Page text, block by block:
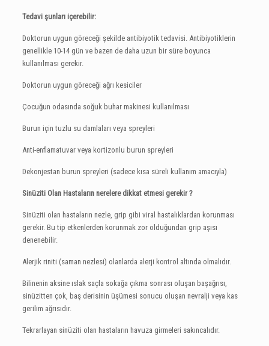
Tedavi şunları içerebilir:
Doktorun uygun göreceği şekilde antibiyotik tedavisi. Antibiyotiklerin
genellikle 10-14 gün ve bazen de daha uzun bir süre boyunca
kullanılması gerekir.
Doktorun uygun göreceği ağrı kesiciler
Çocuğun odasında soğuk buhar makinesi kullanılması
Burun için tuzlu su damlaları veya spreyleri
Anti-enflamatuvar veya kortizonlu burun spreyleri
Dekonjestan burun spreyleri (sadece kısa süreli kullanım amacıyla)
Sinüziti Olan Hastaların nerelere dikkat etmesi gerekir ?
Sinüziti olan hastaların nezle, grip gibi viral hastalıklardan korunması
gerekir. Bu tip etkenlerden korunmak zor olduğundan grip aşısı
denenebilir.
Alerjik riniti (saman nezlesi) olanlarda alerji kontrol altında olmalıdır.
Bilinenin aksine ıslak saçla sokağa çıkma sonrası oluşan başağrısı,
sinüzitten çok, baş derisinin üşümesi sonucu oluşan nevralji veya kas
gerilim ağrısıdır.
Tekrarlayan sinüziti olan hastaların havuza girmeleri sakıncalıdır.